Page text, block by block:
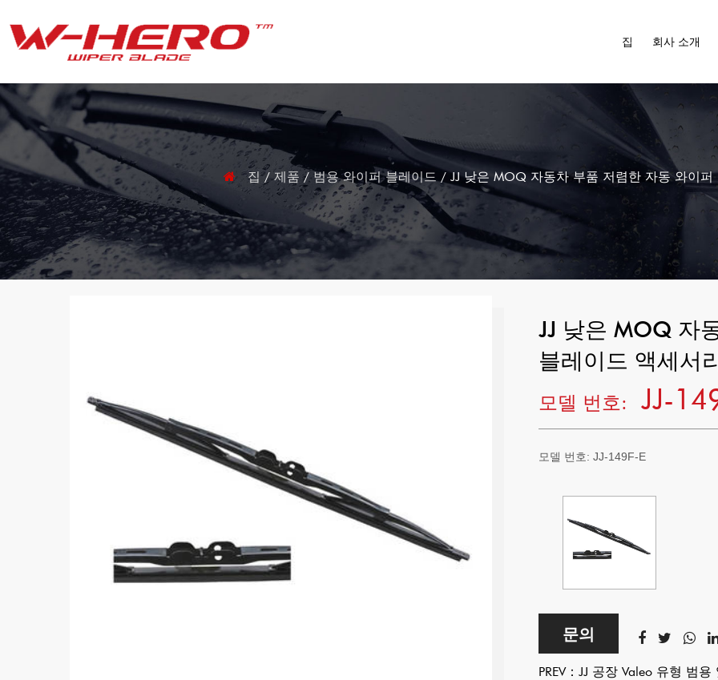
집 회사 소개
집/제품 /범용 와이퍼 블레이드 /JJ 낮은 MOQ 자동차 부품 저렴한 자동 와이
JJ 낮은 MOQ 자
블레이드 액세서
모델 번호: JJ-
모델 번호: JJ-149F-E
문의
PREV： JJ 공장 Valeo 유형 범